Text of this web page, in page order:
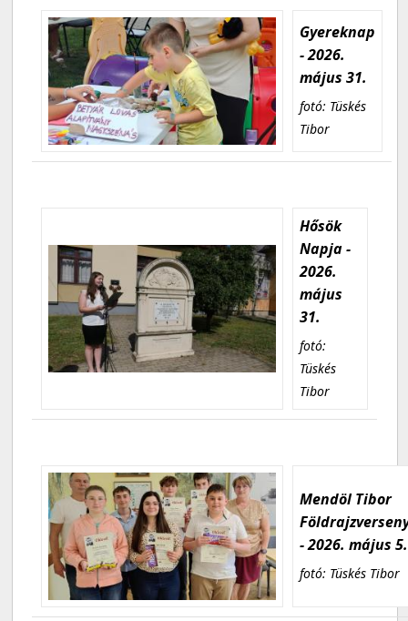
Gyereknap
- 2026.
május 31.
fotó: Tüskés
Tibor
Hősök
Napja -
2026.
május
31.
fotó:
Tüskés
Tibor
Mendöl Tibor
- 2026. május 5.
fotó: Tüskés Tibor